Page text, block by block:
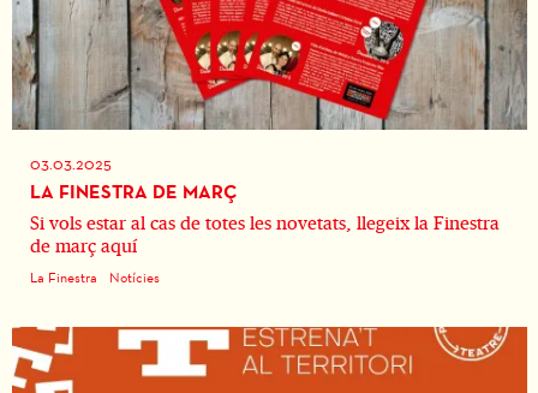
03.03.2025
LA FINESTRA DE MARÇ
Si vols estar al cas de totes les novetats, llegeix la Finestra
de març aquí
La Finestra Notícies